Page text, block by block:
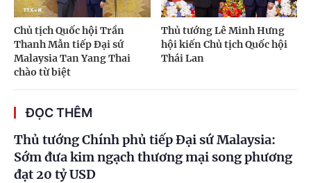
Chủ tịch Quốc hội Trần
Thanh Mẫn tiếp Đại sứ
Malaysia Tan Yang Thai
chào từ biệt
Thủ tướng Lê Minh Hưng
hội kiến Chủ tịch Quốc hội
Thái Lan
ĐỌC THÊM
Thủ tướng Chính phủ tiếp Đại sứ Malaysia:
Sớm đưa kim ngạch thương mại song phương
đạt 20 tỷ USD